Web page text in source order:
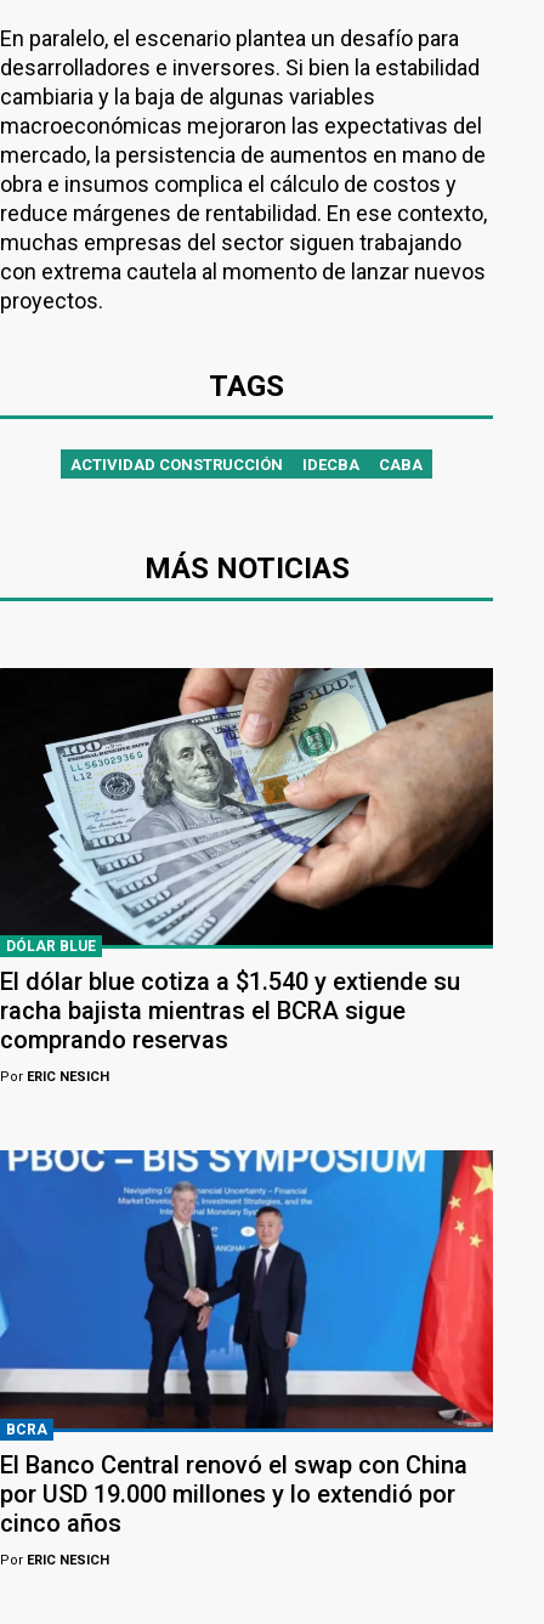
En paralelo, el escenario plantea un desafío para
desarrolladores e inversores. Si bien la estabilidad
cambiaria y la baja de algunas variables
macroeconómicas mejoraron las expectativas del
mercado, la persistencia de aumentos en mano de
obra e insumos complica el cálculo de costos y
reduce márgenes de rentabilidad. En ese contexto,
muchas empresas del sector siguen trabajando
con extrema cautela al momento de lanzar nuevos
proyectos.
TAGS
ACTIVIDAD CONSTRUCCIÓN IDECBA CABA
MÁS NOTICIAS
DÓLAR BLUE
El dólar blue cotiza a $1.540 y extiende su
racha bajista mientras el BCRA sigue
comprando reservas
Por ERIC NESICH
BCRA
El Banco Central renovó el swap con China
por USD 19.000 millones y lo extendió por
cinco años
Por ERIC NESICH